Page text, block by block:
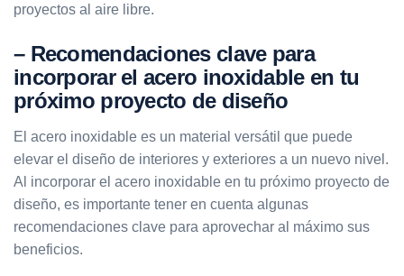
proyectos al aire libre.
– Recomendaciones clave para
incorporar el acero inoxidable en tu
próximo proyecto de diseño
El acero inoxidable es un material versátil que puede
elevar el diseño de interiores y exteriores a un nuevo nivel.
Al incorporar el acero inoxidable en tu próximo proyecto de
diseño, es importante tener en cuenta algunas
recomendaciones clave para aprovechar al máximo sus
beneficios.